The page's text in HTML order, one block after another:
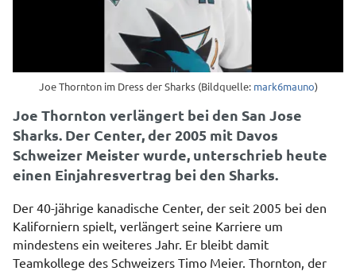
Joe Thornton im Dress der Sharks (Bildquelle: mark6mauno)
Joe Thornton verlängert bei den San Jose
Sharks. Der Center, der 2005 mit Davos
Schweizer Meister wurde, unterschrieb heute
einen Einjahresvertrag bei den Sharks.
Der 40-jährige kanadische Center, der seit 2005 bei den
Kaliforniern spielt, verlängert seine Karriere um
mindestens ein weiteres Jahr. Er bleibt damit
Teamkollege des Schweizers Timo Meier. Thornton, der